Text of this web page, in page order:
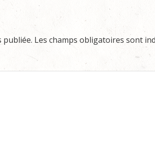
publiée. Les champs obligatoires sont